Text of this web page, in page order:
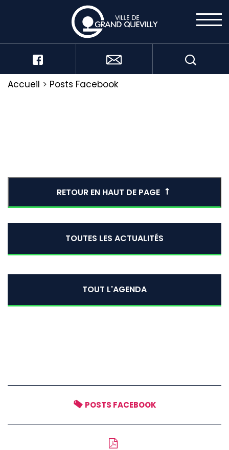
Accueil > Posts Facebook
RETOUR EN HAUT DE PAGE
TOUTES LES ACTUALITÉS
TOUT L'AGENDA
POSTS FACEBOOK